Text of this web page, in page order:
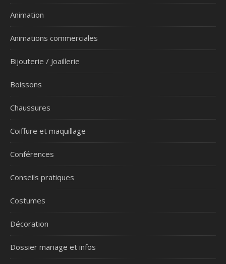
Animation
Animations commerciales
Bijouterie / Joaillerie
Boissons
Chaussures
Coiffure et maquillage
Conférences
Conseils pratiques
Costumes
Décoration
Dossier mariage et infos